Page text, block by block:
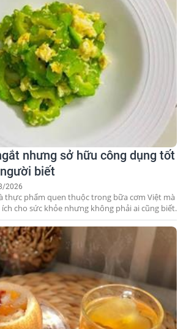
nhưng sở hữu công dụng tốt
biết
2026
thực phẩm quen thuộc trong bữa cơm Việt mà
cho sức khỏe nhưng không phải ai cũng biết.